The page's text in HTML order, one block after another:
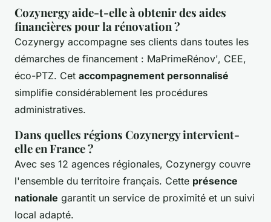
Cozynergy aide-t-elle à obtenir des aides
financières pour la rénovation ?
Cozynergy accompagne ses clients dans toutes les
démarches de financement : MaPrimeRénov', CEE,
éco-PTZ. Cet accompagnement personnalisé
simplifie considérablement les procédures
administratives.
Dans quelles régions Cozynergy intervient-
elle en France ?
Avec ses 12 agences régionales, Cozynergy couvre
l'ensemble du territoire français. Cette présence
nationale garantit un service de proximité et un suivi
local adapté.